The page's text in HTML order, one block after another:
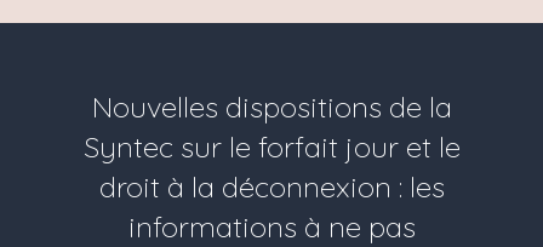
Nouvelles dispositions de la
Syntec sur le forfait jour et le
droit à la déconnexion : les
informations à ne pas